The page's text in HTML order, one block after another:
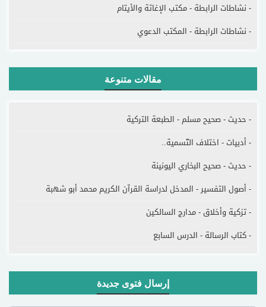
- نشاطات الرابطة - مكتب الإغاثة والأيتام
- نشاطات الرابطة - المكتب الدعوي
مقالات متنوعة
- حديث - صحيح مسلم - الطبعة التركية
- أدبيات - اختلاف التّسمية..
- حديث - صحيح البخاري اليونينة
- أصول التفسير - المدخل لدراسة القرآن الكريم محمد أبو شهبة
- تزكية وأخلاق - مدارج السالكين
- كتاب الرسالة - الدرس السابع
إرسال فتوى جديدة